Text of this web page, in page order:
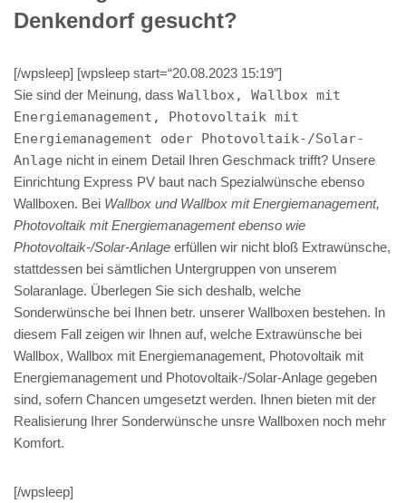
Denkendorf gesucht?
[/wpsleep] [wpsleep start=“20.08.2023 15:19″]
Sie sind der Meinung, dass Wallbox, Wallbox mit
Energiemanagement, Photovoltaik mit
Energiemanagement oder Photovoltaik-/Solar-
Anlage nicht in einem Detail Ihren Geschmack trifft? Unsere
Einrichtung Express PV baut nach Spezialwünsche ebenso
Wallboxen. Bei Wallbox und Wallbox mit Energiemanagement,
Photovoltaik mit Energiemanagement ebenso wie
Photovoltaik-/Solar-Anlage erfüllen wir nicht bloß Extrawünsche,
stattdessen bei sämtlichen Untergruppen von unserem
Solaranlage. Überlegen Sie sich deshalb, welche
Sonderwünsche bei Ihnen betr. unserer Wallboxen bestehen. In
diesem Fall zeigen wir Ihnen auf, welche Extrawünsche bei
Wallbox, Wallbox mit Energiemanagement, Photovoltaik mit
Energiemanagement und Photovoltaik-/Solar-Anlage gegeben
sind, sofern Chancen umgesetzt werden. Ihnen bieten mit der
Realisierung Ihrer Sonderwünsche unsre Wallboxen noch mehr
Komfort.
[/wpsleep]